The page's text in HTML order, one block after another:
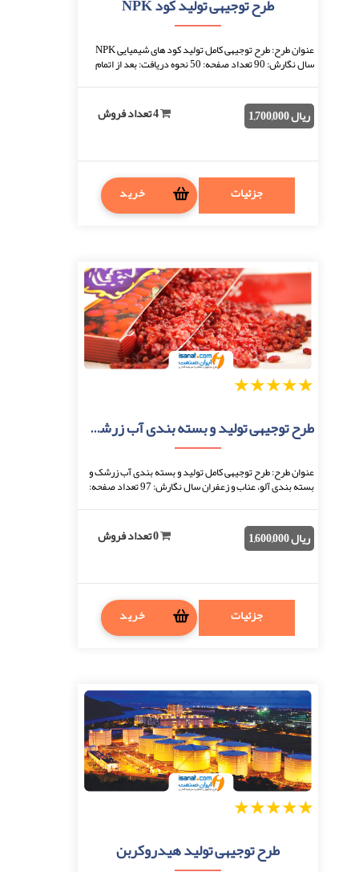
عنوان طرح: طرح توجیهی کامل تولید کود های شیمیایی NPK
سال نگارش: 90 تعداد صفحه: 50 نحوه دریافت: بعد از اتمام
ریال 1,700,000
جزئیات خرید
5
4
3
2
طرح توجیهی تولید و بسته بندی آب زرشک و بسته بندی آلو، عناب و زعفران
عنوان طرح: طرح توجیهی کامل تولید و بسته بندی آب زرشک و
بسته بندی آلو، عناب و زعفران سال نگارش: 97 تعداد صفحه:
ریال 1,600,000
جزئیات خرید
5
4
3
2
طرح توجیهی تولید هیدروکربن